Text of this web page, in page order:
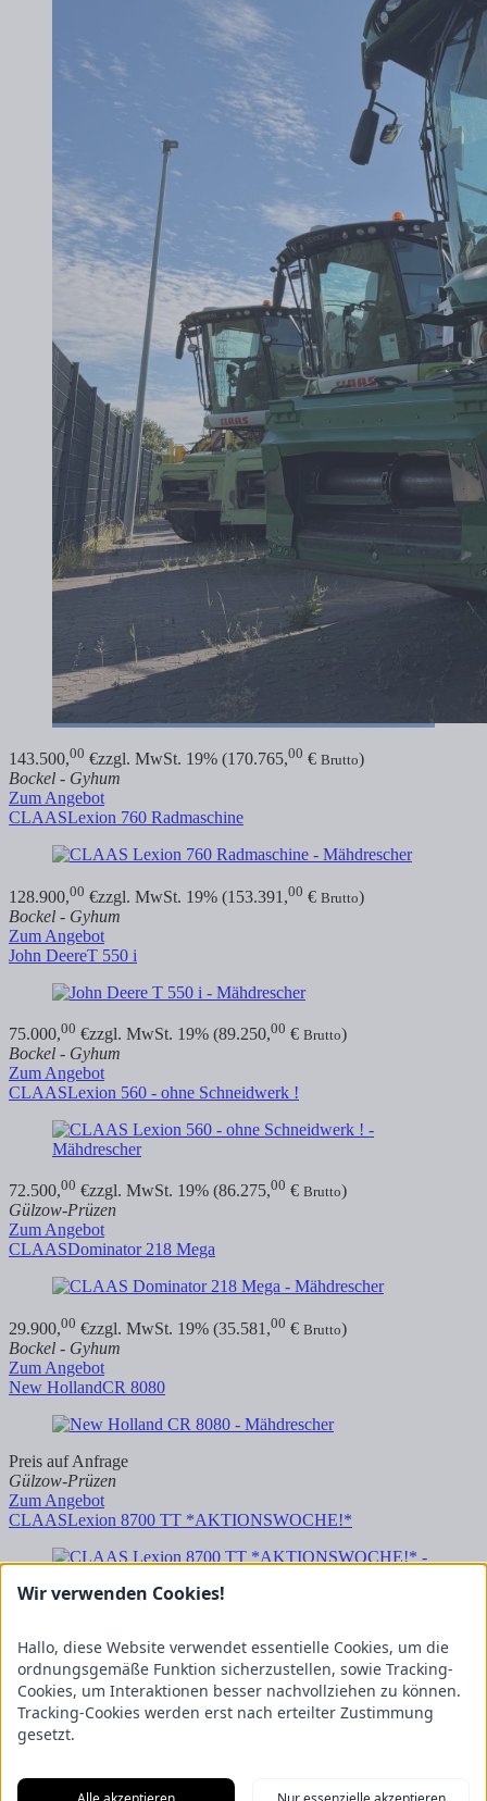
143.500,00 €zzgl. MwSt. 19% (170.765,00 € Brutto)
Bockel - Gyhum
Zum Angebot
CLAASLexion 760 Radmaschine
128.900,00 €zzgl. MwSt. 19% (153.391,00 € Brutto)
Bockel - Gyhum
Zum Angebot
John DeereT 550 i
75.000,00 €zzgl. MwSt. 19% (89.250,00 € Brutto)
Bockel - Gyhum
Zum Angebot
CLAASLexion 560 - ohne Schneidwerk !
72.500,00 €zzgl. MwSt. 19% (86.275,00 € Brutto)
Gülzow-Prüzen
Zum Angebot
CLAASDominator 218 Mega
29.900,00 €zzgl. MwSt. 19% (35.581,00 € Brutto)
Bockel - Gyhum
Zum Angebot
New HollandCR 8080
Preis auf Anfrage
Gülzow-Prüzen
Zum Angebot
CLAASLexion 8700 TT *AKTIONSWOCHE!*
Zum Angebot
CLAASLEXION 8700 TT *DEMO* mit Convio 1230
Gülzow-Prüzen
Wir verwenden Cookies!
Hallo, diese Website verwendet essentielle Cookies, um die
ordnungsgemäße Funktion sicherzustellen, sowie Tracking-
Cookies, um Interaktionen besser nachvollziehen zu können.
Tracking-Cookies werden erst nach erteilter Zustimmung
gesetzt.